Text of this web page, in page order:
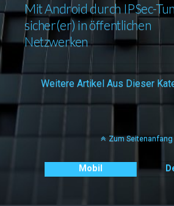
Mit Android durch IPSec-
sicher(er) in öffentlichen
Netzwerken
Weitere Artikel Aus Dieser
Zum Seitenanfang
Mobil